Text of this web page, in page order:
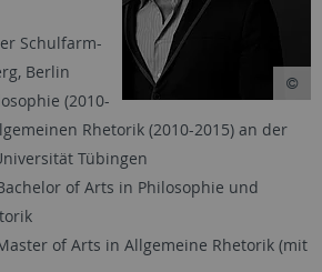
Schulfarm-
Berlin
(2010-
Rhetorik (2010-2015) an der
Tübingen
of Arts in Philosophie und
of Arts in Allgemeine Rhetorik (mit